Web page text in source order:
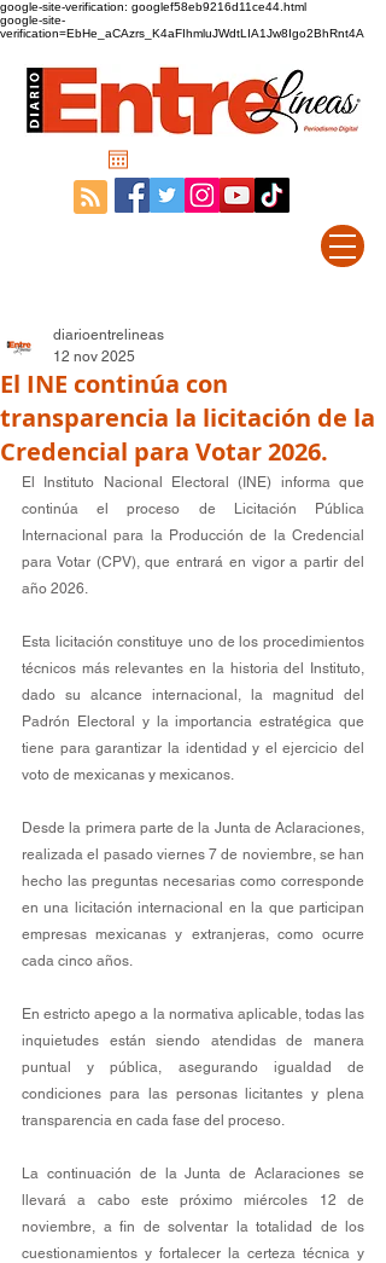
google-site-verification: googlef58eb9216d11ce44.html
google-site-
verification=EbHe_aCAzrs_K4aFIhmluJWdtLIA1Jw8Igo2BhRnt4A
El INE continúa con
transparencia la licitación de la
Credencial para Votar 2026.
diarioentrelineas
12 nov 2025
El Instituto Nacional Electoral (INE) informa que
continúa el proceso de Licitación Pública
Internacional para la Producción de la Credencial
para Votar (CPV), que entrará en vigor a partir del
año 2026.
Esta licitación constituye uno de los procedimientos
técnicos más relevantes en la historia del Instituto,
dado su alcance internacional, la magnitud del
Padrón Electoral y la importancia estratégica que
tiene para garantizar la identidad y el ejercicio del
voto de mexicanas y mexicanos.
Desde la primera parte de la Junta de Aclaraciones,
realizada el pasado viernes 7 de noviembre, se han
hecho las preguntas necesarias como corresponde
en una licitación internacional en la que participan
empresas mexicanas y extranjeras, como ocurre
cada cinco años.
En estricto apego a la normativa aplicable, todas las
inquietudes están siendo atendidas de manera
puntual y pública, asegurando igualdad de
condiciones para las personas licitantes y plena
transparencia en cada fase del proceso.
La continuación de la Junta de Aclaraciones se
llevará a cabo este próximo miércoles 12 de
noviembre, a fin de solventar la totalidad de los
cuestionamientos y fortalecer la certeza técnica y